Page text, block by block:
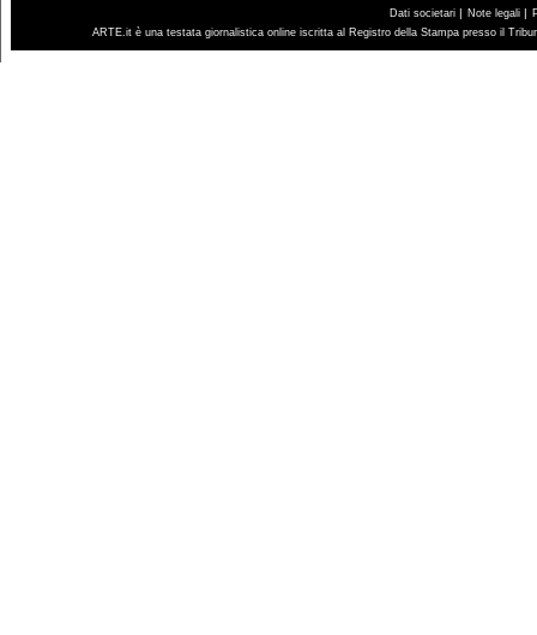
Dati societari | Note legali |
ARTE.it è una testata giornalistica online iscritta al Registro della Stampa presso il